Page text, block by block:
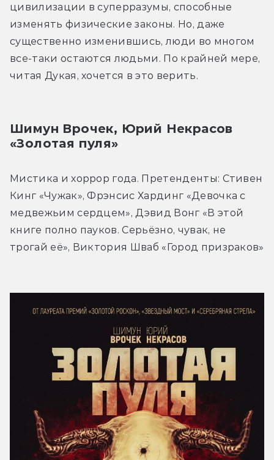
цивилизации в суперразумы, способные
изменять физические законы. Но, даже
существенно изменившись, люди во многом
все-таки остаются людьми. По крайней мере,
читая Дукая, хочется в это верить.
Шимун Врочек, Юрий Некрасов
«Золотая пуля»
Мистика и хоррор года. Претенденты: Стивен
Кинг «Чужак», Фрэнсис Хардинг «Девочка с
медвежьим сердцем», Дэвид Вонг «В этой
книге полно пауков. Серьёзно, чувак, не
трогай её», Виктория Шваб «Город призраков»